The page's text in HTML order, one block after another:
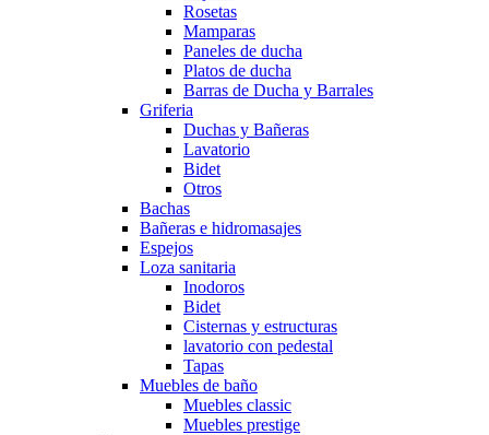
Rosetas
Mamparas
Paneles de ducha
Platos de ducha
Barras de Ducha y Barrales
Griferia
Duchas y Bañeras
Lavatorio
Bidet
Otros
Bachas
Bañeras e hidromasajes
Espejos
Loza sanitaria
Inodoros
Bidet
Cisternas y estructuras
lavatorio con pedestal
Tapas
Muebles de baño
Muebles classic
Muebles prestige